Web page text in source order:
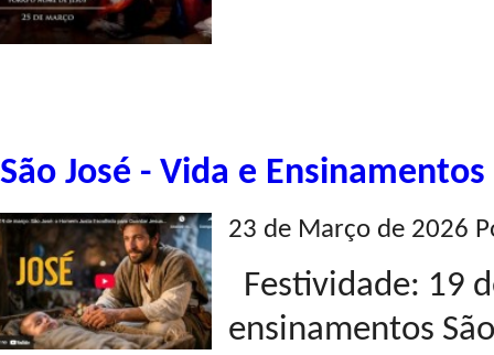
São José - Vida e Ensinamentos
23 de Março de 2026
Festividade: 19
ensinamentos